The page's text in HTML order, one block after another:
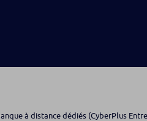
à distance dédiés (CyberPlus